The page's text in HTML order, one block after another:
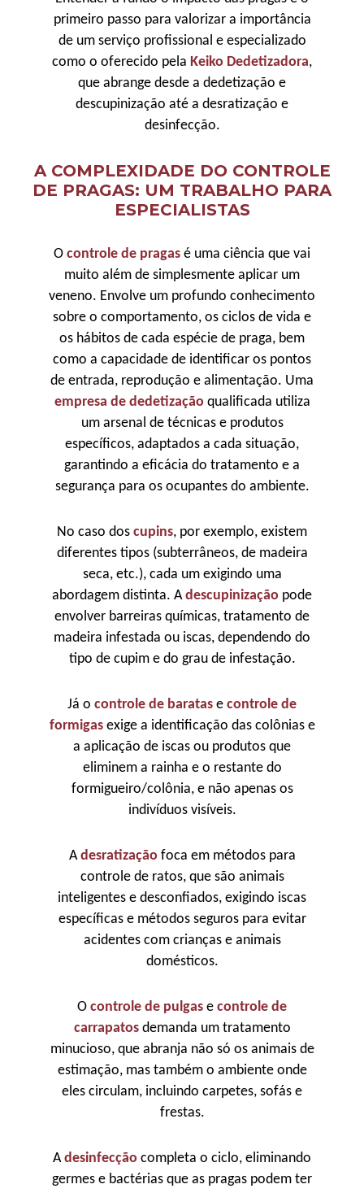
primeiro passo para valorizar a importância
de um serviço profissional e especializado
como o oferecido pela Keiko Dedetizadora,
que abrange desde a dedetização e
descupinização até a desratização e
desinfecção.
A COMPLEXIDADE DO CONTROLE
DE PRAGAS: UM TRABALHO PARA
ESPECIALISTAS
O controle de pragas é uma ciência que vai
muito além de simplesmente aplicar um
veneno. Envolve um profundo conhecimento
sobre o comportamento, os ciclos de vida e
os hábitos de cada espécie de praga, bem
como a capacidade de identificar os pontos
de entrada, reprodução e alimentação. Uma
empresa de dedetização qualificada utiliza
um arsenal de técnicas e produtos
específicos, adaptados a cada situação,
garantindo a eficácia do tratamento e a
segurança para os ocupantes do ambiente.
No caso dos cupins, por exemplo, existem
diferentes tipos (subterrâneos, de madeira
seca, etc.), cada um exigindo uma
abordagem distinta. Adescupinização pode
envolver barreiras químicas, tratamento de
madeira infestada ou iscas, dependendo do
tipo de cupim e do grau de infestação.
Já o controle de baratas e controle de
formigasexige a identificação das colônias e
a aplicação de iscas ou produtos que
eliminem a rainha e o restante do
formigueiro/colônia, e não apenas os
indivíduos visíveis.
Adesratização foca em métodos para
controle de ratos, que são animais
inteligentes e desconfiados, exigindo iscas
específicas e métodos seguros para evitar
acidentes com crianças e animais
domésticos.
O controle de pulgas e controle de
carrapatosdemanda um tratamento
minucioso, que abranja não só os animais de
estimação, mas também o ambiente onde
eles circulam, incluindo carpetes, sofás e
frestas.
Adesinfecção completa o ciclo, eliminando
germes e bactérias que as pragas podem ter